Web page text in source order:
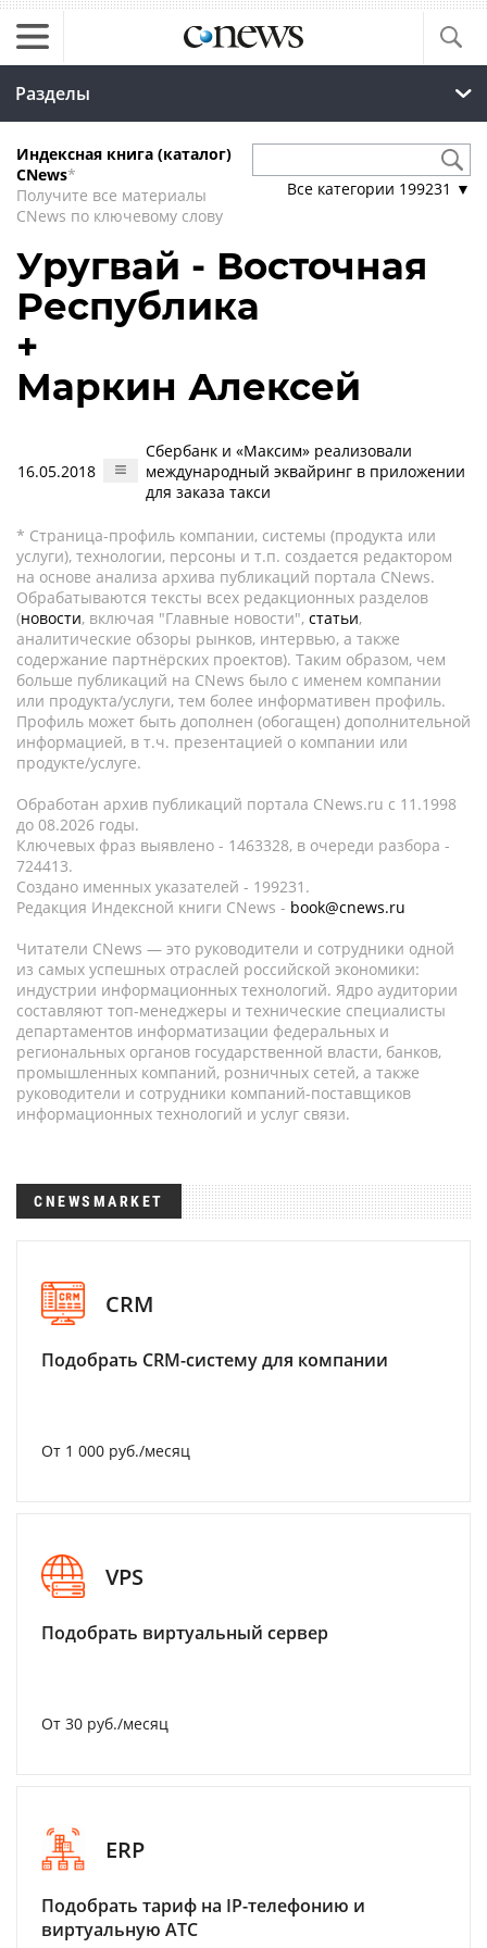
Разделы
Индексная книга (каталог)
CNews*
Получите все материалы
CNews по ключевому слову
Все категории 199231 ▼
Уругвай - Восточная
Республика
+
Маркин Алексей
16.05.2018
Сбербанк и «Максим» реализовали
международный эквайринг в приложении
для заказа такси
* Страница-профиль компании, системы (продукта или
услуги), технологии, персоны и т.п. создается редактором
на основе анализа архива публикаций портала CNews.
Обрабатываются тексты всех редакционных разделов
(новости, включая "Главные новости", статьи,
аналитические обзоры рынков, интервью, а также
содержание партнёрских проектов). Таким образом, чем
больше публикаций на CNews было с именем компании
или продукта/услуги, тем более информативен профиль.
Профиль может быть дополнен (обогащен) дополнительной
информацией, в т.ч. презентацией о компании или
продукте/услуге.
Обработан архив публикаций портала CNews.ru c 11.1998
до 08.2026 годы.
Ключевых фраз выявлено - 1463328, в очереди разбора -
724413.
Создано именных указателей - 199231.
Редакция Индексной книги CNews - book@cnews.ru
Читатели CNews — это руководители и сотрудники одной
из самых успешных отраслей российской экономики:
индустрии информационных технологий. Ядро аудитории
составляют топ-менеджеры и технические специалисты
департаментов информатизации федеральных и
региональных органов государственной власти, банков,
промышленных компаний, розничных сетей, а также
руководители и сотрудники компаний-поставщиков
информационных технологий и услуг связи.
CNEWSMARKET
CRM
Подобрать CRM-систему для компании
От 1 000 руб./месяц
VPS
Подобрать виртуальный сервер
От 30 руб./месяц
ERP
Подобрать тариф на IP-телефонию и
виртуальную АТС